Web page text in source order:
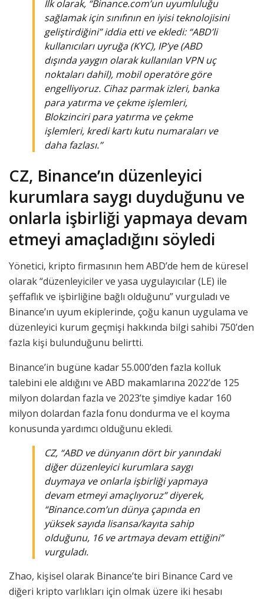
İlk olarak, “Binance.com’un uyumluluğu
sağlamak için sınıfının en iyisi teknolojisini
geliştirdiğini” iddia etti ve ekledi: “ABD’li
kullanıcıları uyruğa (KYC), IP’ye (ABD
dışında yaygın olarak kullanılan VPN uç
noktaları dahil), mobil operatöre göre
engelliyoruz. Cihaz parmak izleri, banka
para yatırma ve çekme işlemleri,
Blokzinciri para yatırma ve çekme
işlemleri, kredi kartı kutu numaraları ve
daha fazlası.’’
CZ, Binance’ın düzenleyici
kurumlara saygı duyduğunu ve
onlarla işbirliği yapmaya devam
etmeyi amaçladığını söyledi
Yönetici, kripto firmasının hem ABD’de hem de küresel
olarak “düzenleyiciler ve yasa uygulayıcılar (LE) ile
şeffaflık ve işbirliğine bağlı olduğunu” vurguladı ve
Binance’ın uyum ekiplerinde, çoğu kanun uygulama ve
düzenleyici kurum geçmişi hakkında bilgi sahibi 750’den
fazla kişi bulunduğunu belirtti.
Binance’in bugüne kadar 55.000’den fazla kolluk
talebini ele aldığını ve ABD makamlarına 2022’de 125
milyon dolardan fazla ve 2023’te şimdiye kadar 160
milyon dolardan fazla fonu dondurma ve el koyma
konusunda yardımcı olduğunu ekledi.
CZ, “ABD ve dünyanın dört bir yanındaki
diğer düzenleyici kurumlara saygı
duymaya ve onlarla işbirliği yapmaya
devam etmeyi amaçlıyoruz” diyerek,
“Binance.com’un dünya çapında en
yüksek sayıda lisansa/kayıta sahip
olduğunu, 16 ve artmaya devam ettiğini”
vurguladı.
Zhao, kişisel olarak Binance’te biri Binance Card ve
diğeri kripto varlıkları için olmak üzere iki hesabı